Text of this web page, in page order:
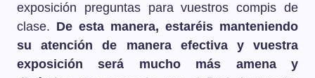
exposición preguntas para vuestros compis de
clase. De esta manera, estaréis manteniendo
su atención de manera efectiva y vuestra
exposición será mucho más amena y